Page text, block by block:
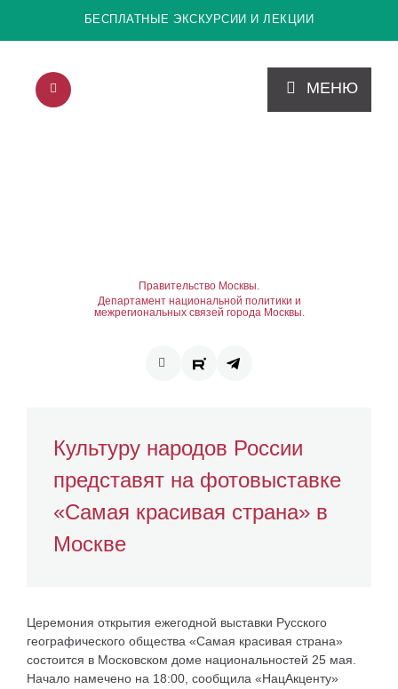
БЕСПЛАТНЫЕ ЭКСКУРСИИ И ЛЕКЦИИ
МЕНЮ
Правительство Москвы.
Департамент национальной политики и
межрегиональных связей города Москвы.
Культуру народов России
представят на фотовыставке
«Самая красивая страна» в
Москве
Церемония открытия ежегодной выставки Русского
географического общества «Самая красивая страна»
состоится в Московском доме национальностей 25 мая.
Начало намечено на 18:00, сообщила «НацАкценту»